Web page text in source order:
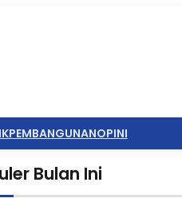
PEMBANGUNANOPINI
Bulan Ini